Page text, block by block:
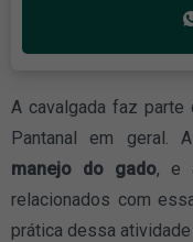
A cavalgada faz parte
Pantanal em geral.
manejo do gado, e
relacionados com
prática dessa atividade